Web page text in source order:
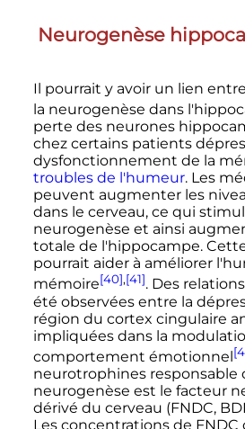
Neurogenèse
Il pourrait y avoir un lien
la neurogenèse dans
perte des neurones
chez certains patients
dysfonctionnement de la
troubles de l'humeur. Les
peuvent augmenter les
dans le cerveau, ce qui
neurogenèse et ainsi
totale de l'hippocampe.
pourrait aider à améliorer
mémoire[40],[41]. Des
été observées entre la
région du cortex cingulaire
impliquées dans la
comportement émotionnel
neurotrophines responsable
neurogenèse est le facteur
dérivé du cerveau (FNDC,
Les concentrations de FNDC